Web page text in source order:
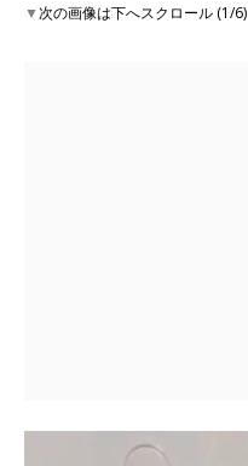
▼次の画像は下へスクロール (1/6)